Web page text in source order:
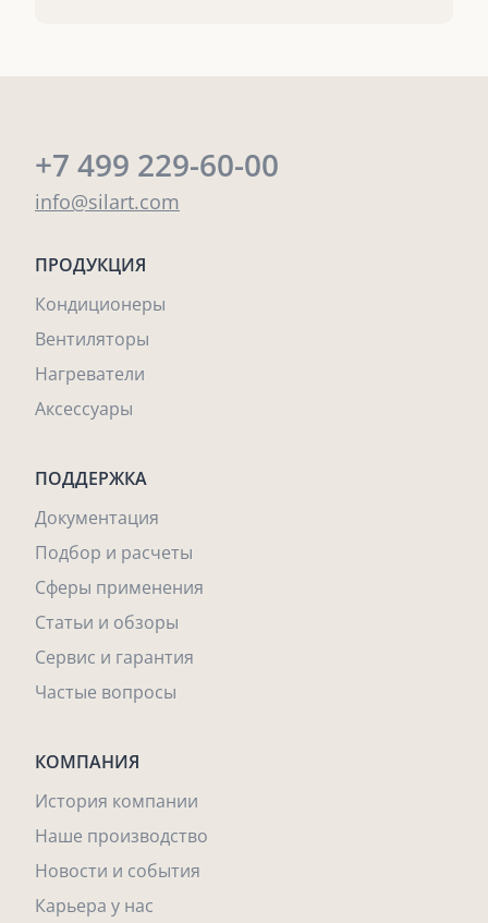
+7 499 229-60-00
info@silart.com
ПРОДУКЦИЯ
Кондиционеры
Вентиляторы
Нагреватели
Аксессуары
ПОДДЕРЖКА
Документация
Подбор и расчеты
Сферы применения
Статьи и обзоры
Сервис и гарантия
Частые вопросы
КОМПАНИЯ
История компании
Наше производство
Новости и события
Карьера у нас